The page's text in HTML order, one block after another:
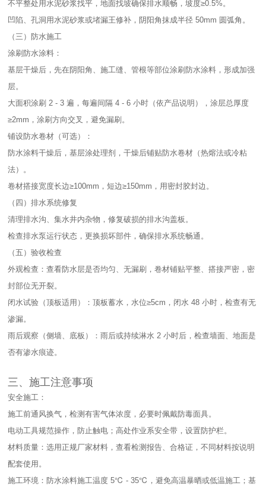
不平整处用水泥砂浆找平，地面找坡确保排水顺畅，坡度≥0.5%。​
凹陷、孔洞用水泥砂浆或堵漏王修补，阴阳角抹成半径 50mm 圆弧角。​
（三）防水施工​
涂刷防水涂料：​
基层干燥后，先在阴阳角、施工缝、管根等部位涂刷防水涂料，形成加强
层。​
大面积涂刷 2 - 3 遍，每遍间隔 4 - 6 小时（依产品说明），涂层总厚度
≥2mm，涂刷方向交叉，避免漏刷。​
铺设防水卷材（可选）：​
防水涂料干燥后，基层涂处理剂，干燥后铺贴防水卷材（热熔法或冷粘
法）。​
卷材搭接宽度长边≥100mm，短边≥150mm，用密封胶封边。​
（四）排水系统修复​
清理排水沟、集水井内杂物，修复破损的排水沟盖板。​
检查排水泵运行状态，更换损坏部件，确保排水系统畅通。​
（五）验收检查​
外观检查：查看防水层是否均匀、无漏刷，卷材铺贴平整、搭接严密，密
封部位无开裂。​
闭水试验（顶板适用）：顶板蓄水，水位≥5cm，闭水 48 小时，检查有无
渗漏。​
雨后观察（侧墙、底板）：雨后或持续淋水 2 小时后，检查墙面、地面是
否有渗水痕迹。​
三、施工注意事项​
安全施工：​
施工前通风换气，检测有害气体浓度，必要时佩戴防毒面具。​
电动工具规范操作，防止触电；高处作业系安全带，设置防护栏。​
材料质量：选用正规厂家材料，查看检测报告、合格证，不同材料按说明
配套使用。​
施工环境：防水涂料施工温度 5℃ - 35℃，避免高温暴晒或低温施工；基